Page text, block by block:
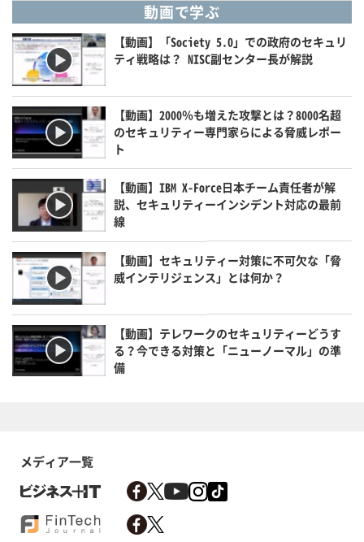
動画で学ぶ
【動画】「Society 5.0」での政府のセキュリ
ティ戦略は？ NISC副センター長が解説
【動画】2000％も増えた攻撃とは？8000名超
のセキュリティー専門家らによる脅威レポー
ト
【動画】IBM X-Force日本チーム責任者が解
説、セキュリティーインシデント対応の最前
線
【動画】セキュリティー対策に不可欠な「脅
威インテリジェンス」とは何か？
【動画】テレワークのセキュリティーどうす
る？今できる対策と「ニューノーマル」の準
備
メディア一覧